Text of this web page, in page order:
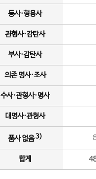
동사·형용사
관형사·감탄사
부사·감탄사
의존 명사·조사
수사·관형사·명사
대명사·관형사
품사 없음3)
합계